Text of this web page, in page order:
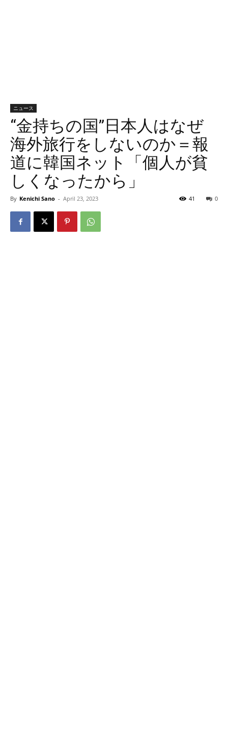
ニュース
“金持ちの国”日本人はなぜ
海外旅行をしないのか＝報
道に韓国ネット「個人が貧
しくなったから」
By Kenichi Sano - April 23, 2023 0
41